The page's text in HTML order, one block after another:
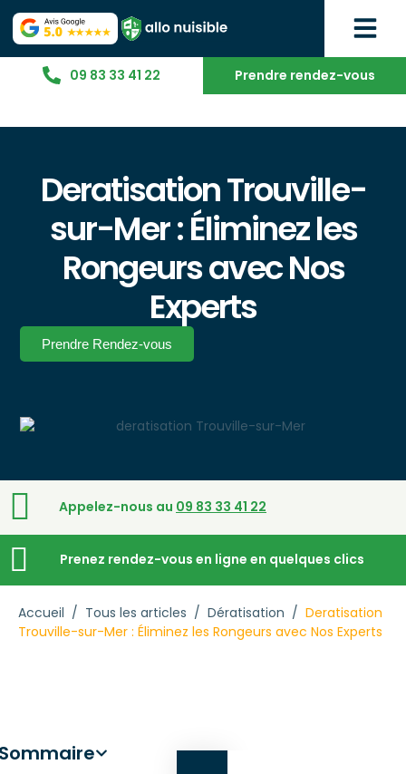
09 83 33 41 22 Prendre rendez-vous
Deratisation Trouville-
sur-Mer : Éliminez les
Rongeurs avec Nos
Experts
Prendre Rendez-vous
Appelez-nous au 09 83 33 41 22
Prenez rendez-vous en ligne en quelques clics
Accueil / Tous les articles / Dératisation / Deratisation
Trouville-sur-Mer : Éliminez les Rongeurs avec Nos Experts